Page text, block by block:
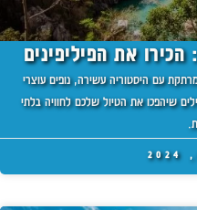
הכירו את הפיליפינים
עם היסטוריה עשירה, נופים עוצרי
שיהפכו את הטיול שלכם לחוויה בלתי